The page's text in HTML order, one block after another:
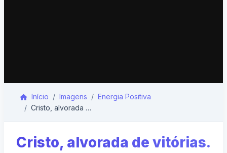
Início Imagens
Energia Positiva
Cristo, alvorada de vitórias.
Cristo, alvorada de vitórias.